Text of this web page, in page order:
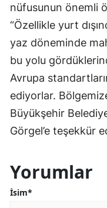
nüfusunun önemli
“Özellikle yurt
yaz döneminde
bu yolu
Avrupa
ediyorlar.
Büyükşehir
Görgel’e teşekkür
Yorumlar
İsim*